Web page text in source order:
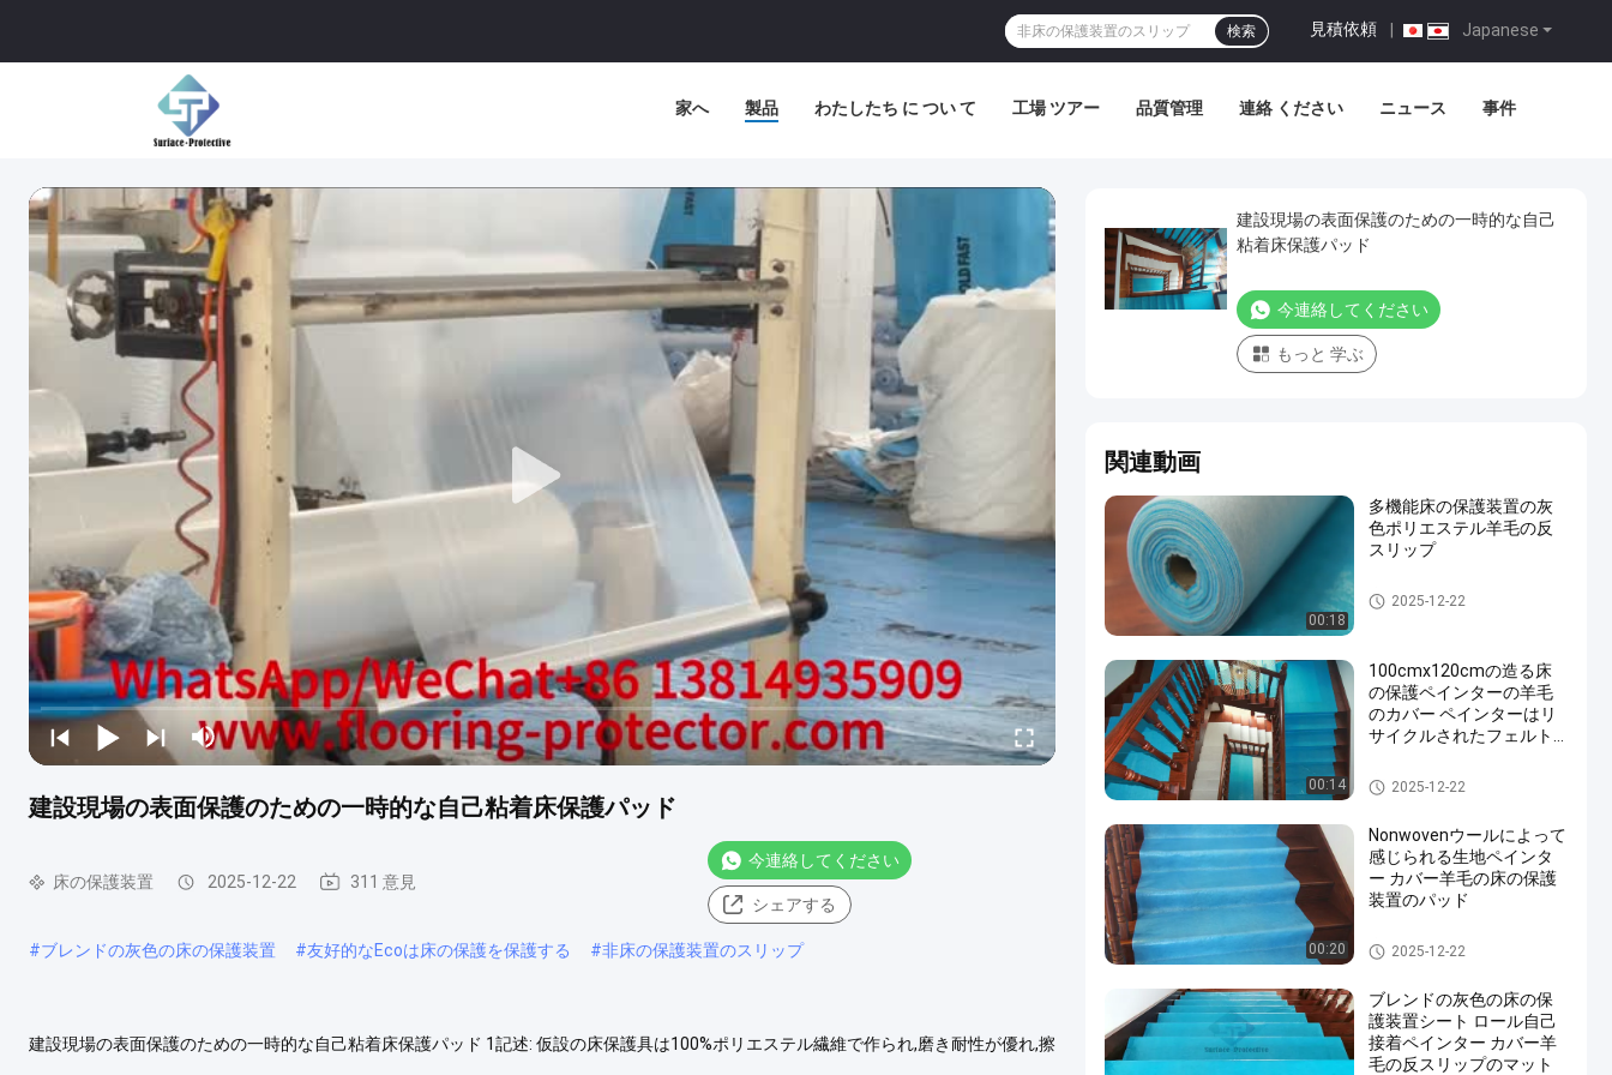
Japanese
見積依頼
検索
家へ 製品 わたしたち に つい て 工場 ツアー 品質管理 連絡 ください ニュース 事件
建設現場の表面保護のための一時的な自己粘着床保護パッド
床の保護装置 2025-12-22 311 意見
今連絡してください
シェアする
#ブレンドの灰色の床の保護装置 #友好的なEcoは床の保護を保護する #非床の保護装置のスリップ
建設現場の表面保護のための一時的な自己粘着床保護パッド 1記述: 仮設の床保護具は100%ポリエステル繊維で作られ,磨き耐性が優れ,擦
建設現場の表面保護のための一時的な自己
粘着床保護パッド
今連絡してください
もっと 学ぶ
関連動画
00:18
多機能床の保護装置の灰
色ポリエステル羊毛の反
スリップ
床の保護装置
2025-12-22
00:14
100cmx120cmの造る床
の保護ペインターの羊毛
のカバー ペインターはリ
サイクルされたフェルト
床の保護装置
2025-12-22
00:20
Nonwovenウールによって
感じられる生地ペインタ
ー カバー羊毛の床の保護
装置のパッド
床の保護装置
2025-12-22
ブレンドの灰色の床の保
護装置シート ロール自己
接着ペインター カバー羊
毛の反スリップのマット